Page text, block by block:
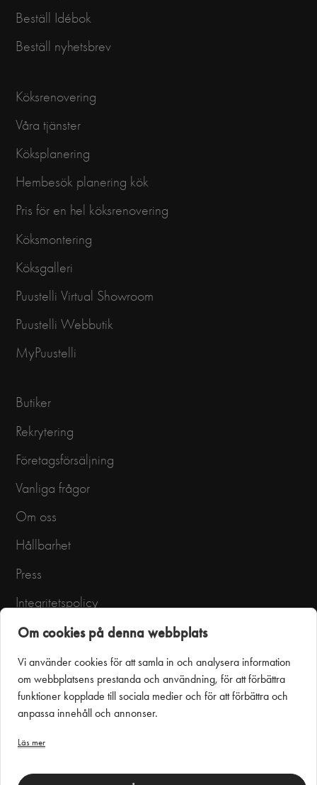
Beställ Idébok
Beställ nyhetsbrev
Köksrenovering
Våra tjänster
Köksplanering
Hembesök planering kök
Pris för en hel köksrenovering
Köksmontering
Köksgalleri
Puustelli Virtual Showroom
Puustelli Webbutik
MyPuustelli
Butiker
Rekrytering
Företagsförsäljning
Vanliga frågor
Om oss
Hållbarhet
Press
Integritetspolicy
Användarvillkor
Om cookies på denna webbplats
Vi använder cookies för att samla in och analysera information
om webbplatsens prestanda och användning, för att förbättra
funktioner kopplade till sociala medier och för att förbättra och
anpassa innehåll och annonser.
Läs mer